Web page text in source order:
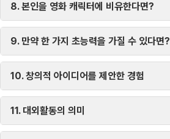
8. 본인을 영화 캐릭터에 비유한다면?
9. 만약 한 가지 초능력을 가질 수 있다면?
10. 창의적 아이디어를 제안한 경험
11. 대외활동의 의미